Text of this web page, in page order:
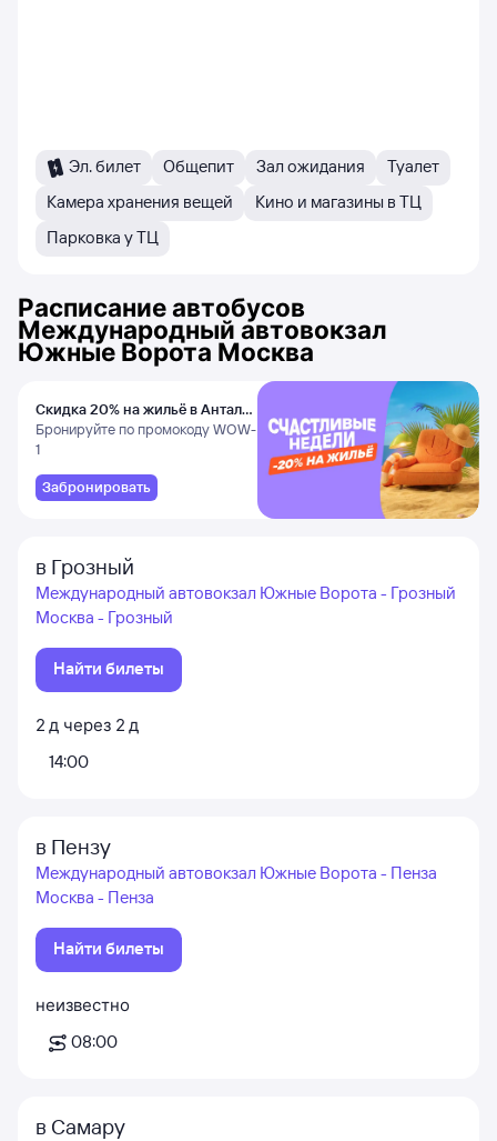
Эл. билет Общепит Зал ожидания
Туалет
Камера хранения вещей
Кино и магазины в ТЦ
Парковка у ТЦ
Расписание автобусов
Международный автовокзал
Южные Ворота Москва
Скидка 20% на жильё в Анталье
и Даламане
Бронируйте по промокоду WOW-
1
Забронировать
в Грозный
Международный автовокзал Южные Ворота - Грозный
Москва - Грозный
Найти билеты
2 д через 2 д
14:00
в Пензу
Международный автовокзал Южные Ворота - Пенза
Москва - Пенза
Найти билеты
неизвестно
08:00
в Самару